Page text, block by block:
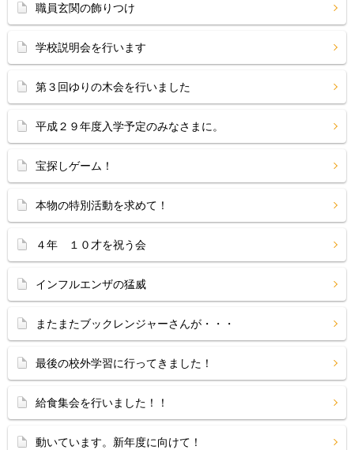
職員玄関の飾りつけ
学校説明会を行います
第３回ゆりの木会を行いました
平成２９年度入学予定のみなさまに。
宝探しゲーム！
本物の特別活動を求めて！
４年 １０才を祝う会
インフルエンザの猛威
またまたブックレンジャーさんが・・・
最後の校外学習に行ってきました！
給食集会を行いました！！
動いています。新年度に向けて！